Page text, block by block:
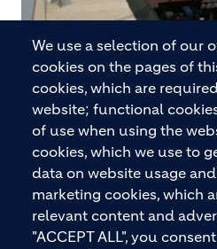
We use a selection of our
cookies on the pages of
cookies, which are
website; functional
of use when using the
cookies, which we use to
data on website usage
marketing cookies, which
relevant content and
"ACCEPT ALL", you
Footer